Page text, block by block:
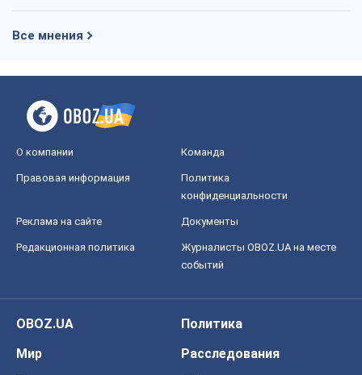
Все мнения
О компании Команда
Правовая информация
Политика
конфиденциальности
Реклама на сайте Документы
Редакционная политика
Журналисты OBOZ.UA на месте
событий
OBOZ.UA
Политика
Мир
Расследования